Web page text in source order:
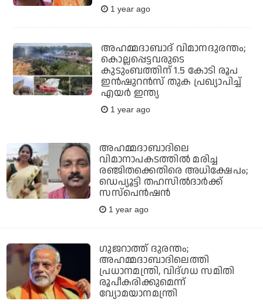
1 year ago
അഹമ്മദാബാദ് വിമാനദുരന്തം;
കൊല്ലപ്പെട്ടവരുടെ
കുടുംബത്തിന് 1.5 കോടി രൂപ
ഇന്‍ഷുറന്‍സ് തുക പ്രഖ്യാപിച്ച്
എയര്‍ ഇന്ത്യ
1 year ago
അഹമ്മദാബാദിലെ
വിമാനാപകടത്തില്‍ മരിച്ച
രഞ്ജിതക്കെതിരെ അധിക്ഷേപം;
ഡെപ്യൂട്ടി തഹസില്‍ദാര്‍ക്ക്
സസ്പെന്‍ഷന്‍
1 year ago
ഗുജറാത്ത് ദുരന്തം;
അഹമ്മദാബാദിലെത്തി
പ്രധാനമന്ത്രി, വിദ്ഗധ സമിതി
രൂപീകരിക്കുമെന്ന്
വ്യോമയാനമന്ത്രി